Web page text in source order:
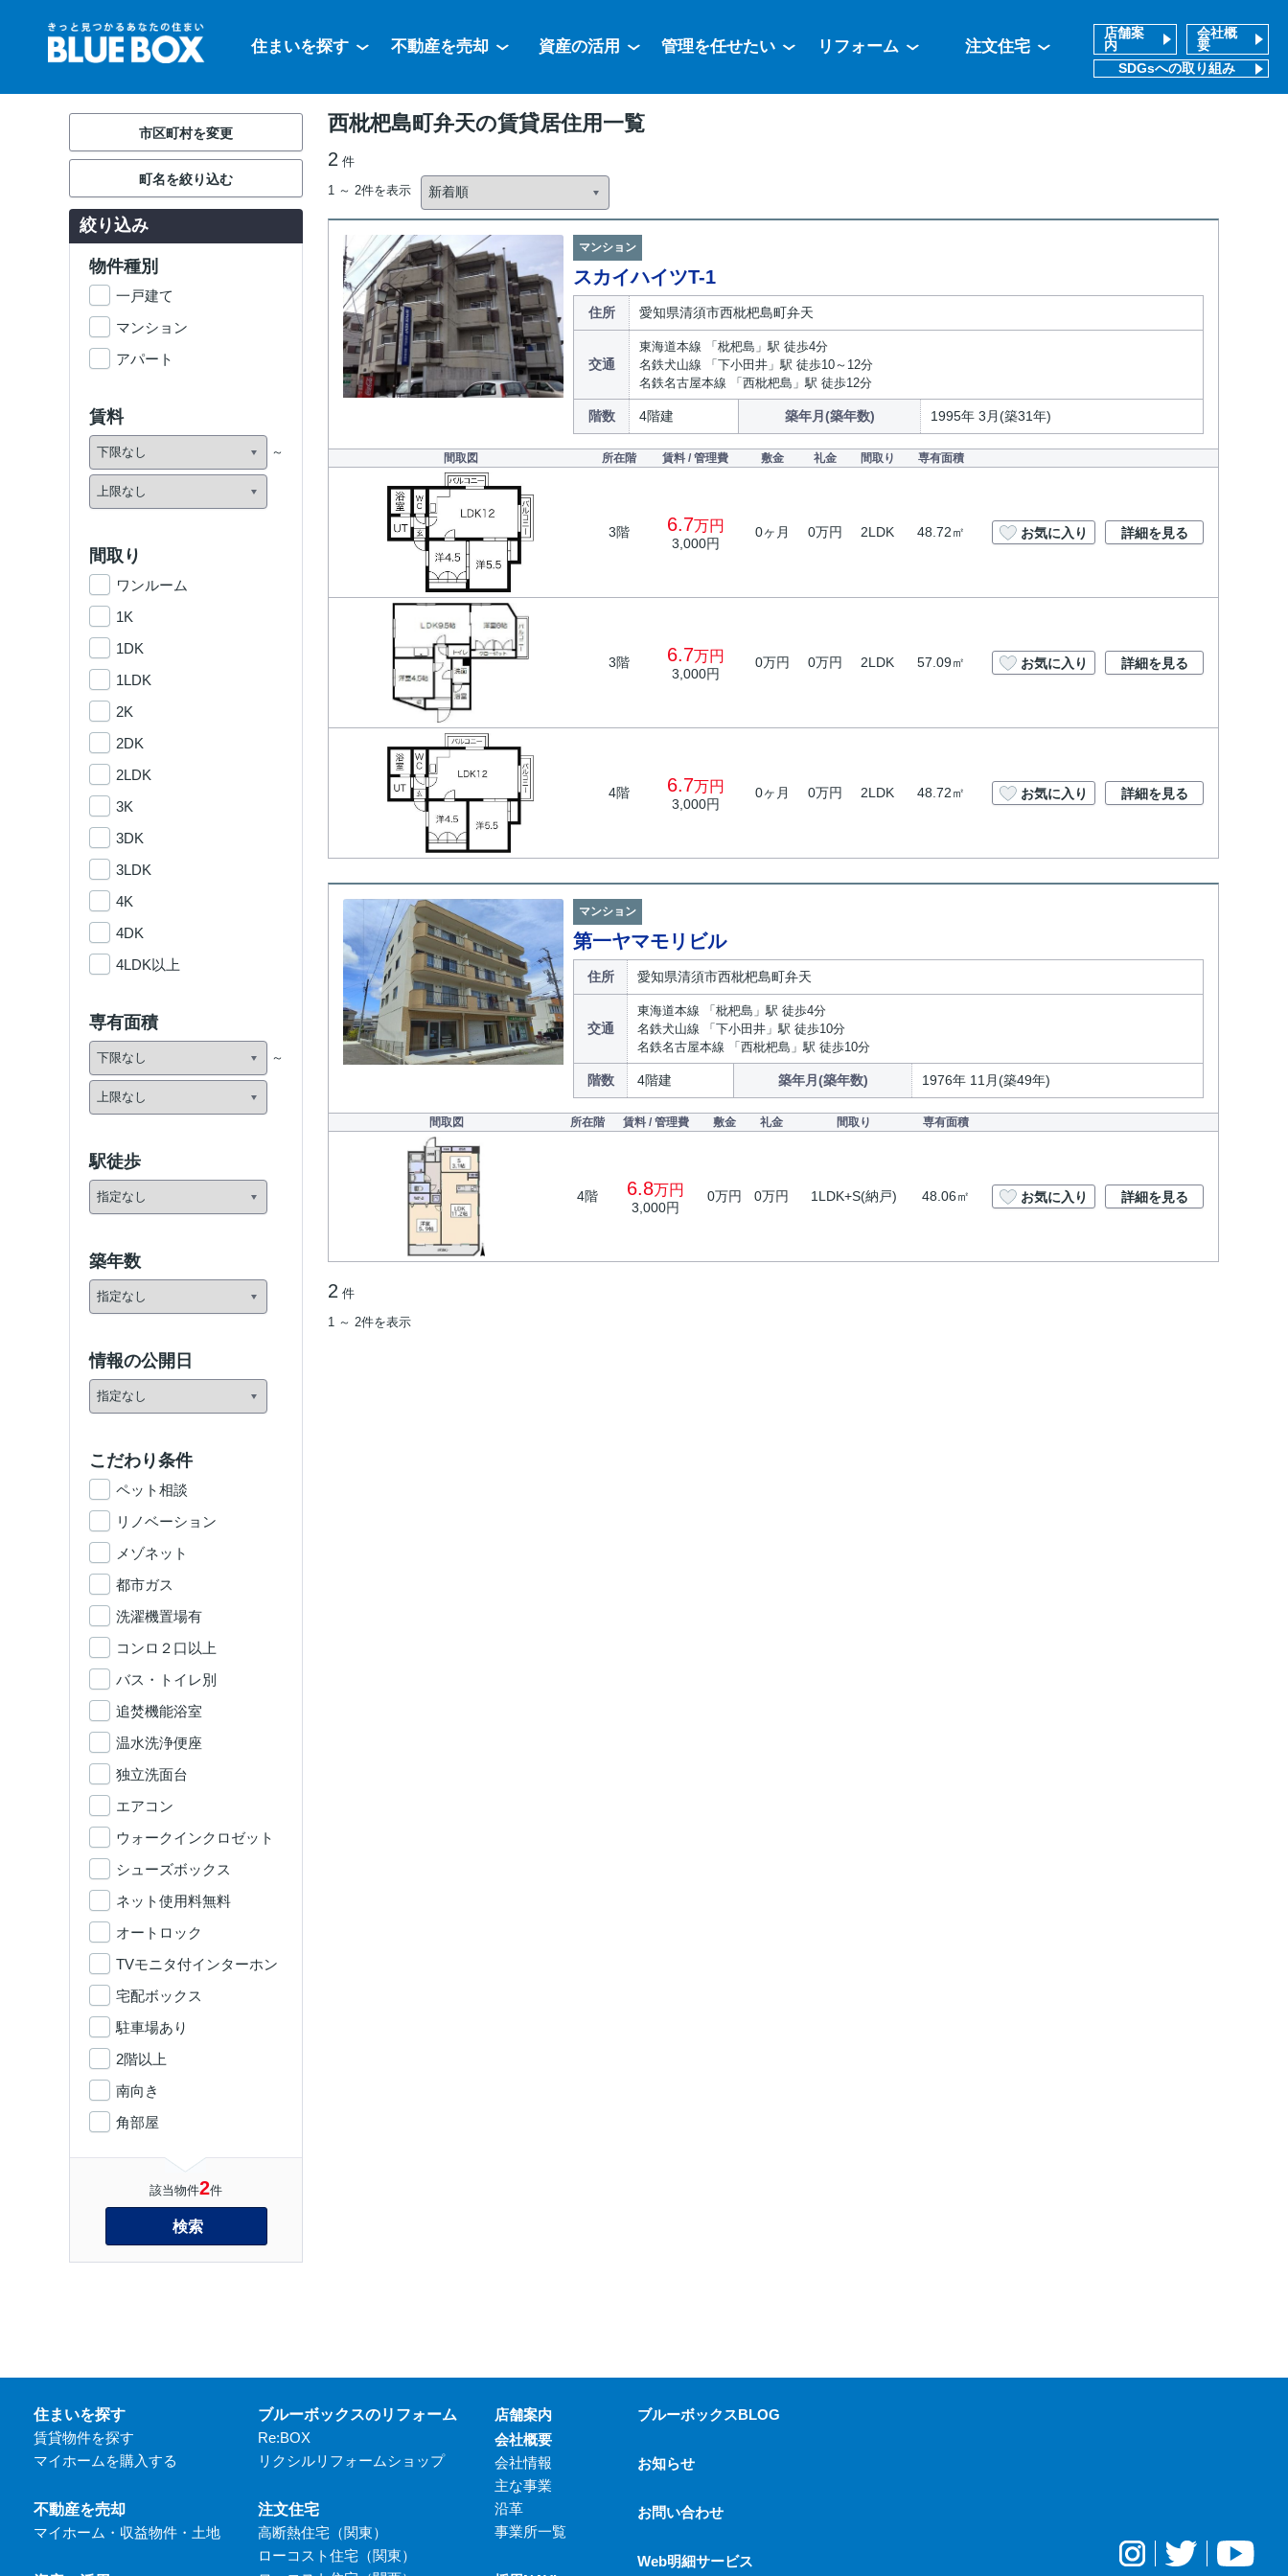
住まいを探す 不動産を売却 資産の活用 管理を任せたい リフォーム 注文住宅
店舗案
内
会社概
要
SDGsへの取り組み
西枇杷島町弁天の賃貸居住用一覧
2 件
1 ～ 2件を表示
マンション
スカイハイツT-1
住所 愛知県清須市西枇杷島町弁天
交通
東海道本線 「枇杷島」駅 徒歩4分
名鉄犬山線 「下小田井」駅 徒歩10～12分
名鉄名古屋本線 「西枇杷島」駅 徒歩12分
階数 4階建 築年月(築年数) 1995年 3月(築31年)
間取図 所在階 賃料 / 管理費 敷金 礼金 間取り 専有面積
3階 6.7万円
3,000円
0ヶ月 0万円 2LDK 48.72㎡ お気に入り 詳細を見る
3階 6.7万円
3,000円
0万円 0万円 2LDK 57.09㎡ お気に入り 詳細を見る
4階 6.7万円
3,000円
0ヶ月 0万円 2LDK 48.72㎡ お気に入り 詳細を見る
マンション
第一ヤマモリビル
住所 愛知県清須市西枇杷島町弁天
交通
東海道本線 「枇杷島」駅 徒歩4分
名鉄犬山線 「下小田井」駅 徒歩10分
名鉄名古屋本線 「西枇杷島」駅 徒歩10分
階数 4階建 築年月(築年数) 1976年 11月(築49年)
間取図 所在階 賃料 / 管理費 敷金 礼金 間取り 専有面積
4階 6.8万円
3,000円
0万円 0万円 1LDK+S(納戸) 48.06㎡ お気に入り 詳細を見る
2 件
1 ～ 2件を表示
市区町村を変更
町名を絞り込む
絞り込み
物件種別
一戸建て
マンション
アパート
賃料
間取り
ワンルーム
1K
1DK
1LDK
2K
2DK
2LDK
3K
3DK
3LDK
4K
4DK
4LDK以上
専有面積
駅徒歩
築年数
情報の公開日
こだわり条件
ペット相談
リノベーション
メゾネット
都市ガス
洗濯機置場有
コンロ２口以上
バス・トイレ別
追焚機能浴室
温水洗浄便座
独立洗面台
エアコン
ウォークインクロゼット
シューズボックス
ネット使用料無料
オートロック
TVモニタ付インターホン
宅配ボックス
駐車場あり
2階以上
南向き
角部屋
該当物件2件
検索
住まいを探す
賃貸物件を探す
マイホームを購入する
不動産を売却
マイホーム・収益物件・土地
ブルーボックスのリフォーム
Re:BOX
リクシルリフォームショップ
注文住宅
高断熱住宅（関東）
ローコスト住宅（関東）
店舗案内
会社概要
会社情報
主な事業
沿革
事業所一覧
ブルーボックスBLOG
お知らせ
お問い合わせ
Web明細サービス